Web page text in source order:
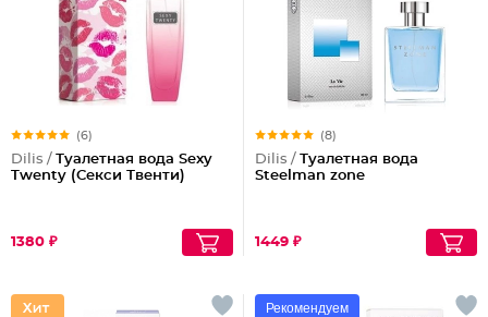
(6)
Dilis / Туалетная вода Sexy
Twenty (Секси Твенти)
1380 ₽
(8)
Dilis / Туалетная вода
Steelman zone
1449 ₽
Рекомендуем